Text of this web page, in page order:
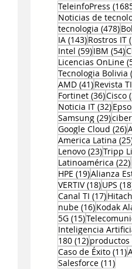
TeleinfoPress
Noticias de
tecnologia (478)
IA (143)143
Rostros IT
Intel (59)59
IBM (54)
Licencias OnLine
Tecnologia Bolivia
AMD (41)41
Revista TI
Fortinet (36)36
Cisco
Noticia IT (32)32
Samsung (29)29
Google Cloud (26)
America Latina
Lenovo (23)23
Tripp
Latinoamérica (22)
HPE (19)19
Alianza
VERTIV (18)18
UPS
Canal TI (17)17
nube (16)16
Kodak
5G (15)15 entradas
Inteligencia
180 (12)12
productos
Caso de Éxito (11)
Salesforce (11)11